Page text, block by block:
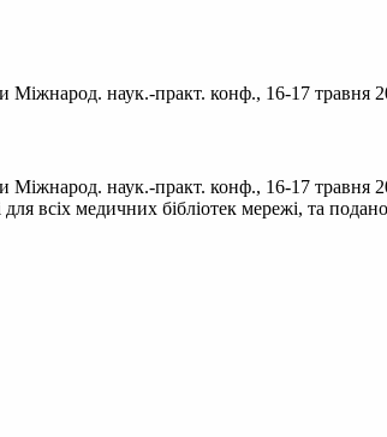
Міжнарод. наук.-практ. конф., 16-17 травня
Міжнарод. наук.-практ. конф., 16-17 травня
всіх медичних бібліотек мережі, та